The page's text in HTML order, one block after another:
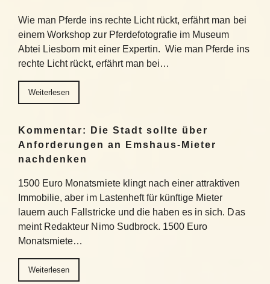
Wie man Pferde ins rechte Licht rückt, erfährt man bei
einem Workshop zur Pferdefotografie im Museum
Abtei Liesborn mit einer Expertin. Wie man Pferde ins
rechte Licht rückt, erfährt man bei…
Weiterlesen
Kommentar: Die Stadt sollte über
Anforderungen an Emshaus-Mieter
nachdenken
1500 Euro Monatsmiete klingt nach einer attraktiven
Immobilie, aber im Lastenheft für künftige Mieter
lauern auch Fallstricke und die haben es in sich. Das
meint Redakteur Nimo Sudbrock. 1500 Euro
Monatsmiete…
Weiterlesen